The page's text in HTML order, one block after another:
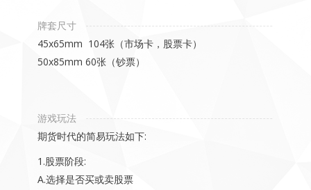
牌套尺寸
45x65mm 104张（市场卡，股票卡）
50x85mm 60张（钞票）
游戏玩法
期货时代的简易玩法如下:
1.股票阶段:
A.选择是否买或卖股票